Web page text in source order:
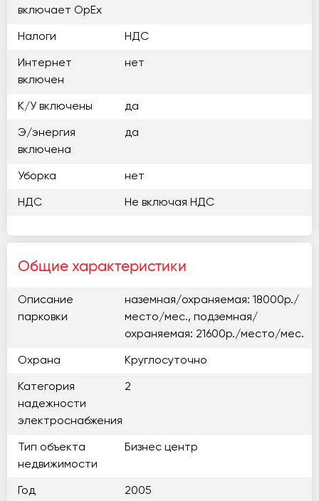
включает OpEx
Налоги НДС
Интернет
включен
нет
К/У включены да
Э/энергия
включена
да
Уборка нет
НДС Не включая НДС
Общие характеристики
Описание
парковки
наземная/охраняемая: 18000р./
место/мес., подземная/
охраняемая: 21600р./место/мес.
Охрана Круглосуточно
Категория
надежности
электроснабжения
2
Тип объекта
недвижимости
Бизнес центр
Год
2005